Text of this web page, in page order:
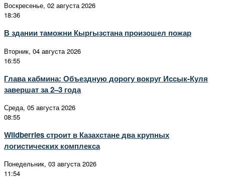
Воскресенье, 02 августа 2026
18:36
В здании таможни Кыргызстана произошел пожар
Вторник, 04 августа 2026
16:55
Глава кабмина: Объездную дорогу вокруг Иссык-Куля
завершат за 2–3 года
Среда, 05 августа 2026
08:55
Wildberries строит в Казахстане два крупных
логистических комплекса
Понедельник, 03 августа 2026
11:54